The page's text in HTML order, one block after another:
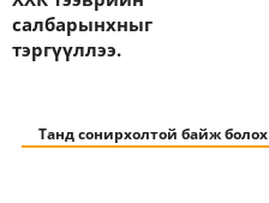
салбарынхныг
тэргүүллээ.
Танд сонирхолтой байж болох